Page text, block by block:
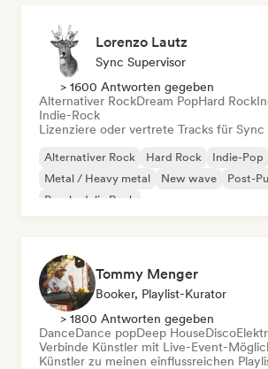
Lorenzo Lautz
Sync Supervisor
> 1600 Antworten gegeben
Alternativer RockDream PopHard Rock
Indie-Rock
Lizenziere oder vertrete Tracks für Sync
Alternativer Rock Hard Rock Indie-Pop
Metal / Heavy metal
New wave
Post-
Psychedelic Rock
Tommy Menger
Booker, Playlist-Kurator
> 1800 Antworten gegeben
DanceDance popDeep HouseDisco
Verbinde Künstler mit Live-Event-
Künstler zu meinen einflussreichen